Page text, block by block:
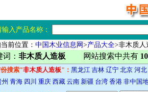
输入产品名称：
前位置： 中国木业信息网 >产品大全>非木质人
： 非木质人造板 网站搜索中共有
搜索"非木质人造板"： 黑龙江 吉林 辽宁 北京 河北
州 青海 四川 重庆 西藏 云南 新疆 台湾 香港 非中国